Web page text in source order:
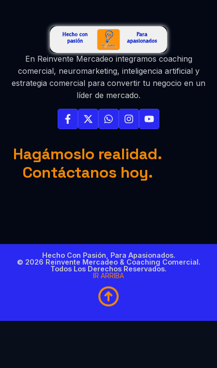
En Reinvente Mercadeo integramos coaching
comercial, neuromarketing, inteligencia artificial y
estrategia comercial para convertir tu negocio en un
líder de mercado.
Hagámoslo realidad.
Contáctanos hoy.
Hecho Con Pasión, Para Apasionados.
© 2026 Reinvente Mercadeo & Coaching Comercial.
Todos Los Derechos Reservados.
IR ARRIBA